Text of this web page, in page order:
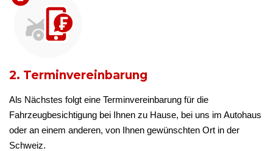
2. Terminvereinbarung
Als Nächstes folgt eine Terminvereinbarung für die
Fahrzeugbesichtigung bei Ihnen zu Hause, bei uns im Autohaus
oder an einem anderen, von Ihnen gewünschten Ort in der
Schweiz.